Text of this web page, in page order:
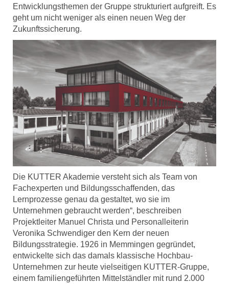
Entwicklungsthemen der Gruppe strukturiert aufgreift. Es
geht um nicht weniger als einen neuen Weg der
Zukunftssicherung.
Die KUTTER Akademie versteht sich als Team von
Fachexperten und Bildungsschaffenden, das
Lernprozesse genau da gestaltet, wo sie im
Unternehmen gebraucht werden“, beschreiben
Projektleiter Manuel Christa und Personalleiterin
Veronika Schwendiger den Kern der neuen
Bildungsstrategie. 1926 in Memmingen gegründet,
entwickelte sich das damals klassische Hochbau-
Unternehmen zur heute vielseitigen KUTTER-Gruppe,
einem familiengeführten Mittelständler mit rund 2.000